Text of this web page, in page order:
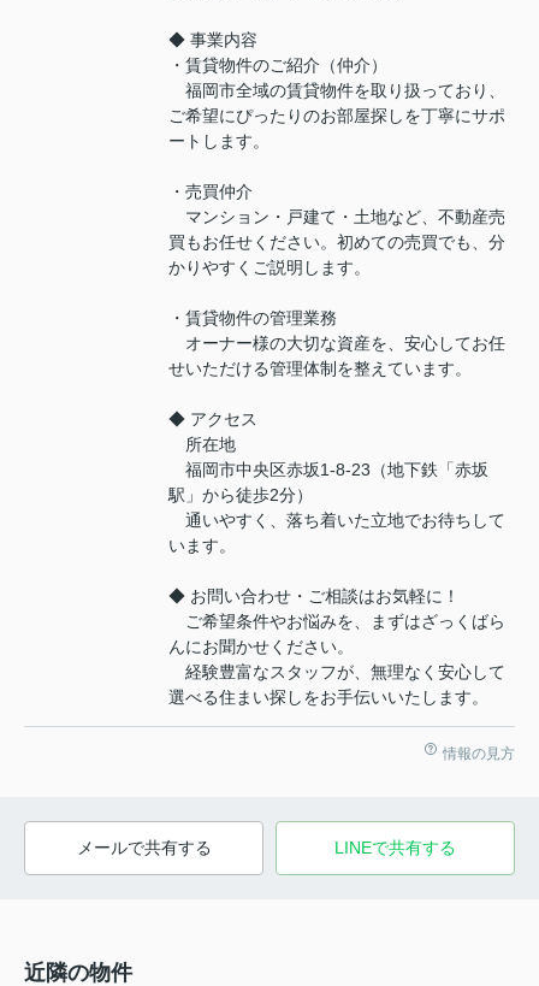
◆ 事業内容
・賃貸物件のご紹介（仲介）
福岡市全域の賃貸物件を取り扱っており、
ご希望にぴったりのお部屋探しを丁寧にサポ
ートします。
・売買仲介
マンション・戸建て・土地など、不動産売
買もお任せください。初めての売買でも、分
かりやすくご説明します。
・賃貸物件の管理業務
オーナー様の大切な資産を、安心してお任
せいただける管理体制を整えています。
◆ アクセス
所在地
福岡市中央区赤坂1-8-23（地下鉄「赤坂
駅」から徒歩2分）
通いやすく、落ち着いた立地でお待ちして
います。
◆ お問い合わせ・ご相談はお気軽に！
ご希望条件やお悩みを、まずはざっくばら
んにお聞かせください。
経験豊富なスタッフが、無理なく安心して
選べる住まい探しをお手伝いいたします。
情報の見方
メールで共有する LINEで共有する
近隣の物件